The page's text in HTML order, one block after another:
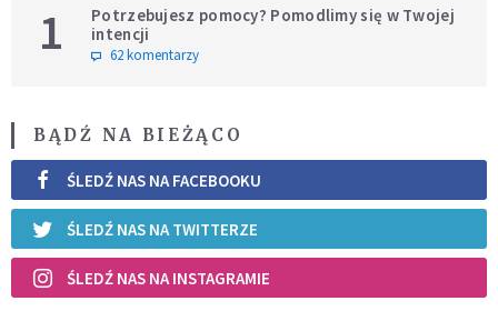
1
Potrzebujesz pomocy? Pomodlimy się w Twojej
intencji
62 komentarzy
BĄDŹ NA BIEŻĄCO
ŚLEDŹ NAS NA FACEBOOKU
ŚLEDŹ NAS NA TWITTERZE
ŚLEDŹ NAS NA INSTAGRAMIE